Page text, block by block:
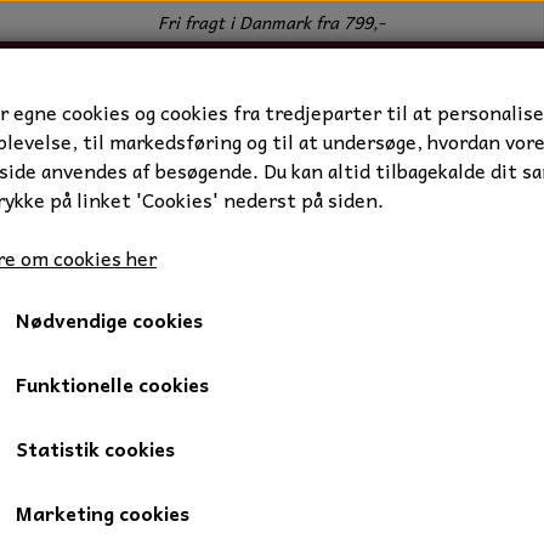
Fri fragt i Danmark fra 799,-
Sports tights "MOVE" med lommer
Sports tights "MOVE"
Sort, X large
279,00 kr.
egne cookies og cookies fra tredjeparter til at
til markedsføring og til at undersøge, hvordan
anvendes af besøgende. Du kan altid tilbagekalde dit
på linket 'Cookies' nederst på siden.
om cookies her
Nødvendige cookies
Funktionelle cookies
Statistik cookies
Marketing cookies